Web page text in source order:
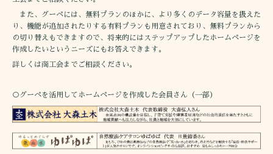
また、グーペには、無料プランのほかに、より多くのデータ容量を扱えた
り、機能が追加されたりする有料プランも用意されており、無料プランから
の切り替えもできますので、将来的にはステップアップしたホームページを
作成したいというニーズにもお答えできます。
詳しくは商工会までご相談ください。
○グーペを活用してホームページを作成した会員さん（一部）